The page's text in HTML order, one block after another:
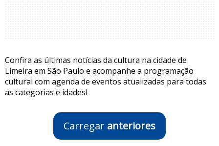
Confira as últimas notícias da cultura na cidade de
Limeira em São Paulo e acompanhe a programação
cultural com agenda de eventos atualizadas para todas
as categorias e idades!
Carregar anteriores